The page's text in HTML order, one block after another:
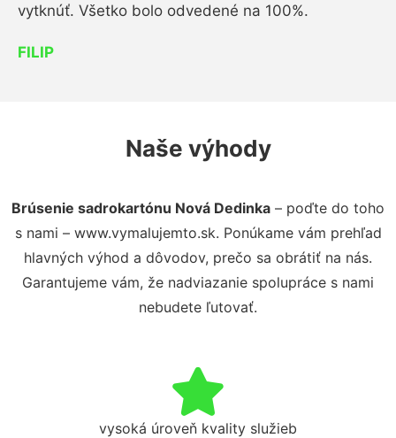
vytknúť. Všetko bolo odvedené na 100%.
FILIP
Naše výhody
Brúsenie sadrokartónu Nová Dedinka – poďte do toho
s nami – www.vymalujemto.sk. Ponúkame vám prehľad
hlavných výhod a dôvodov, prečo sa obrátiť na nás.
Garantujeme vám, že nadviazanie spolupráce s nami
nebudete ľutovať.
vysoká úroveň kvality služieb